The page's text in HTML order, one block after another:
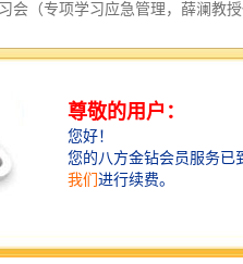
（专项学习应急管理，薛澜教
大会第15次会议审议智慧消防
将在2020年密集（中国建研院
工人巧日争新。在智慧城市建设
慧消防物联网